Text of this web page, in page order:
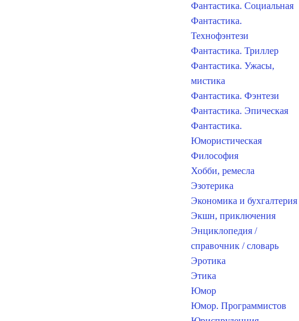
Фантастика. Социальная
Фантастика.
Технофэнтези
Фантастика. Триллер
Фантастика. Ужасы,
мистика
Фантастика. Фэнтези
Фантастика. Эпическая
Фантастика.
Юмористическая
Философия
Хобби, ремесла
Эзотерика
Экономика и бухгалтерия
Экшн, приключения
Энциклопедия /
справочник / словарь
Эротика
Этика
Юмор
Юмор. Программистов